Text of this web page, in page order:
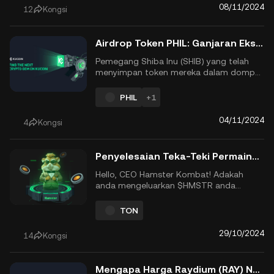
mengumumkan penghanta...
12 Kongsi 08/11/2024
Airdrop Token PHIL: Ganjaran Eksklusif untuk Pemegang SHIB yang Layak
Pemegang Shiba Inu (SHIB) yang telah
menyimpan token mereka dalam dompet
Wallet, kini layak untuk airdrop token PHIL
eksklusif. Inisiatif token yang didorong
oleh komuniti ini memberi ganjaran
kepada pemegang SHIB yang memenuhi
kriteria kelayakan tertentu. Beriku...
PHIL +1
4 Kongsi 04/11/2024
Penyelesaian Teka-Teki Permainan Mini Hamster Kombat, 29 Oktober 2024
Hello, CEO Hamster Kombat! Adakah
anda mengeluarkan $HMSTR anda
keuntungan? $HMSTR akhirnya
dilancarkan di CEXs, termasuk KuCoin,
pada 26 September selepas berbulan-
bulan hype. $HMSTR kini berdagang
pada $0.002869 pada masa penulisan.
TON
14 Kongsi 29/10/2024
Mengapa Harga Raydium (RAY) Naik Hari Ini?